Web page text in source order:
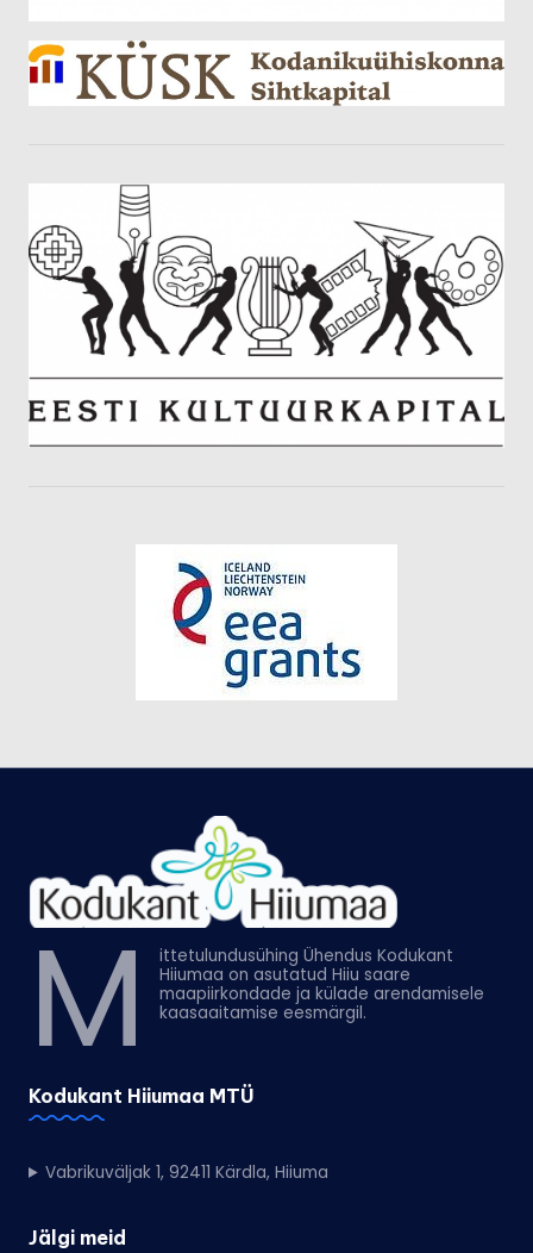
M
ittetulundusühing Ühendus Kodukant
Hiiumaa on asutatud Hiiu saare
maapiirkondade ja külade arendamisele
kaasaaitamise eesmärgil.
Kodukant Hiiumaa MTÜ
Vabrikuväljak 1, 92411 Kärdla, Hiiuma
Jälgi meid